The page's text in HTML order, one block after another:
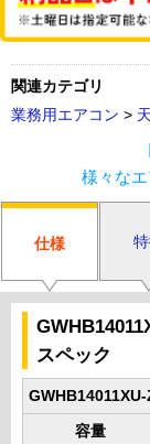
関連カテゴリ
業務用エアコン >
様々な
仕様
スペック
容量